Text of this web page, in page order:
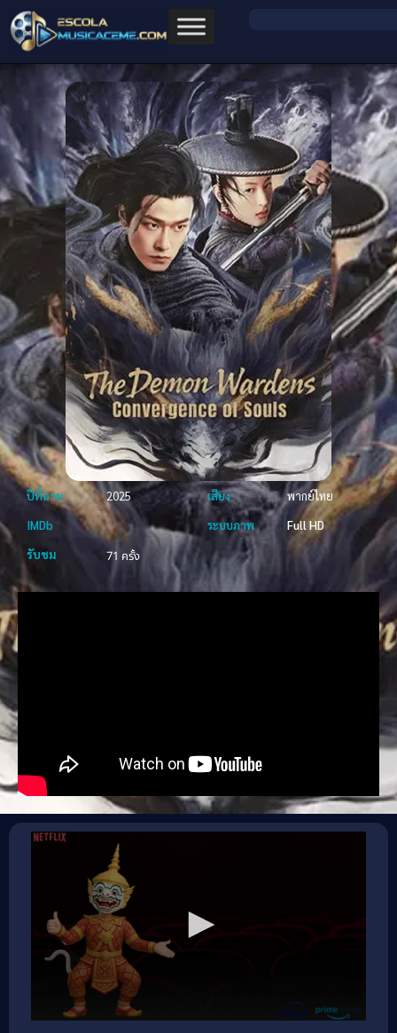
ปีที่ฉาย 2025 เสียง
พากย์ไทย
IMDb
ระบบภาพ
Full HD
รับชม
71 ครั้ง